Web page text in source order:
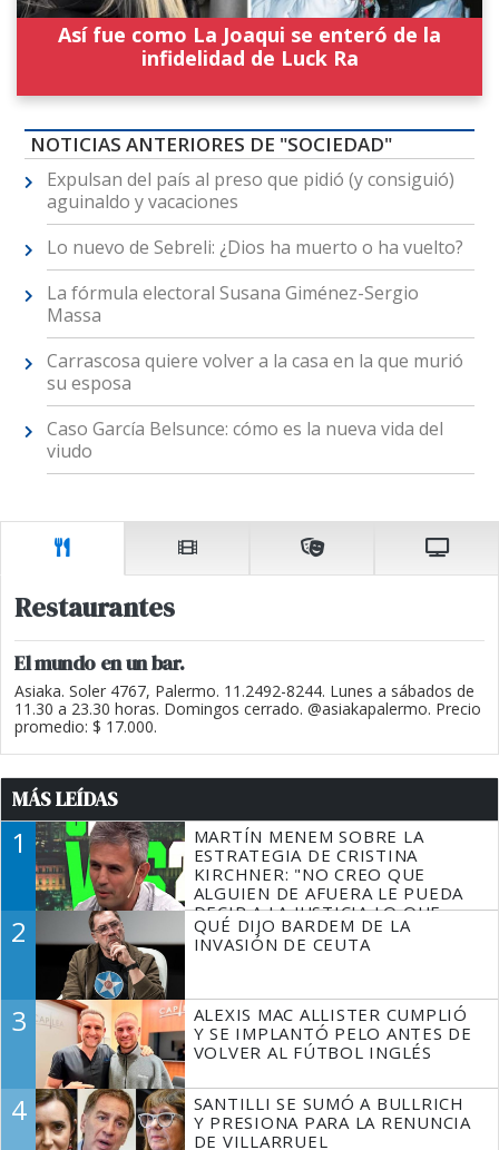
Así fue como La Joaqui se enteró de la
infidelidad de Luck Ra
NOTICIAS ANTERIORES DE "SOCIEDAD"
Expulsan del país al preso que pidió (y consiguió)
aguinaldo y vacaciones
Lo nuevo de Sebreli: ¿Dios ha muerto o ha vuelto?
La fórmula electoral Susana Giménez-Sergio
Massa
Carrascosa quiere volver a la casa en la que murió
su esposa
Caso García Belsunce: cómo es la nueva vida del
viudo
Restaurantes
El mundo en un bar.
Asiaka. Soler 4767, Palermo. 11.2492-8244. Lunes a sábados de
11.30 a 23.30 horas. Domingos cerrado. @asiakapalermo. Precio
promedio: $ 17.000.
MÁS LEÍDAS
1
MARTÍN MENEM SOBRE LA
ESTRATEGIA DE CRISTINA
KIRCHNER: "NO CREO QUE
ALGUIEN DE AFUERA LE PUEDA
DECIR A LA JUSTICIA LO QUE
TIENE QUE HACER"
2
QUÉ DIJO BARDEM DE LA
INVASIÓN DE CEUTA
3
ALEXIS MAC ALLISTER CUMPLIÓ
Y SE IMPLANTÓ PELO ANTES DE
VOLVER AL FÚTBOL INGLÉS
4
SANTILLI SE SUMÓ A BULLRICH
Y PRESIONA PARA LA RENUNCIA
DE VILLARRUEL